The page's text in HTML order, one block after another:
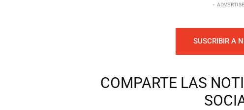
-
SUSCRIBIR A
COMPARTE LAS